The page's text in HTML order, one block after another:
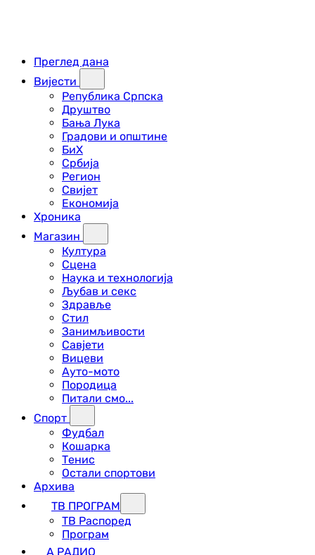
Преглед дана
Вијести
Република Српска
Друштво
Бања Лука
Градови и општине
БиХ
Србија
Регион
Свијет
Економија
Хроника
Магазин
Култура
Сцена
Наука и технологија
Љубав и секс
Здравље
Стил
Занимљивости
Савјети
Вицеви
Ауто-мото
Породица
Питали смо...
Спорт
Фудбал
Кошарка
Тенис
Остали спортови
Архива
ТВ ПРОГРАМ
ТВ Распоред
Програм
А РАДИО